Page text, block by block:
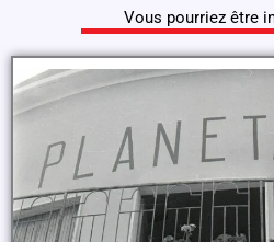
Vous pourriez être